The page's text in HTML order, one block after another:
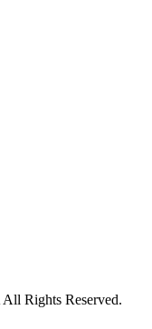
Rights Reserved.